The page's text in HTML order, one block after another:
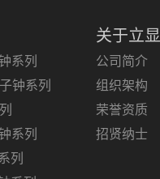
系列
钟系列
系列
列
关于立显
公司简介
组织架构
荣誉资质
招贤纳士